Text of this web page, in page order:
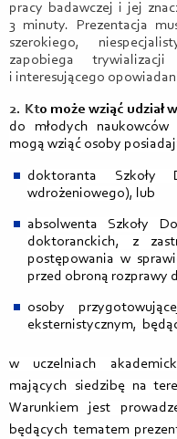
pracy badawczej i jej
3 minuty. Prezentacja
szerokiego,
zapobiega
i interesującego
2. Kto może wziąć udział
do młodych
mogą wziąć osoby
doktoranta
wdrożeniowego), lub
absolwenta Szkoły
doktoranckich, z
postępowania w
przed obroną rozprawy
osoby
eksternistycznym,
w uczelniach
mających siedzibę na
Warunkiem jest
będących tematem